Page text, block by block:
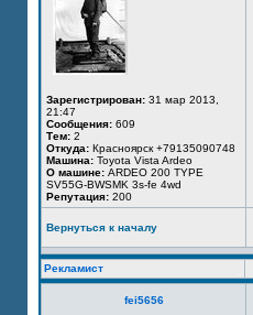
Зарегистрирован: 31 мар 2013,
21:47
Сообщения: 609
Тем: 2
Откуда: Красноярск +79135090748
Машина: Toyota Vista Ardeo
О машине: ARDEO 200 TYPE
SV55G-BWSMK 3s-fe 4wd
Репутация: 200
Вернуться к началу
Рекламист
fei5656